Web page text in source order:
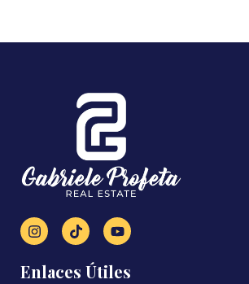
Enlaces Útiles